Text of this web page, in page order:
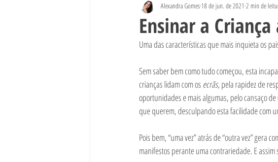
Terapia da Fala Alimentação e Crescimento
Ensinar a
Alexandra Gomes 18 de jun. de 2021 2 min de
Uma das características que mais inquieta os
Sem saber bem como tudo começou, esta
crianças lidam com os ecrãs, pela rapidez de
oportunidades e mais algumas, pelo cansaço
que querem, desculpando esta facilidade com
Pois bem, “uma vez” atrás de “outra vez” gera
manifestos perante uma contrariedade. E assim